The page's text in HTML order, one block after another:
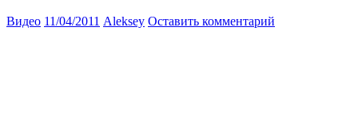
Видео 11/04/2011 Aleksey Оставить комментарий